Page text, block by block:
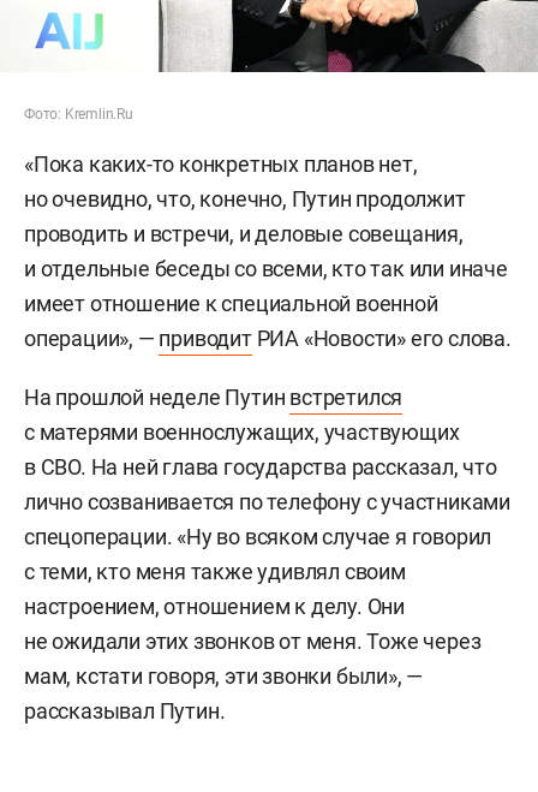
Фото: Kremlin.Ru
«Пока каких-то конкретных планов нет,
но очевидно, что, конечно, Путин продолжит
проводить и встречи, и деловые совещания,
и отдельные беседы со всеми, кто так или иначе
имеет отношение к специальной военной
операции», — приводитРИА «Новости» его слова.
На прошлой неделе Путин встретился
с матерями военнослужащих, участвующих
в СВО. На ней глава государства рассказал, что
лично созванивается по телефону с участниками
спецоперации. «Ну во всяком случае я говорил
с теми, кто меня также удивлял своим
настроением, отношением к делу. Они
не ожидали этих звонков от меня. Тоже через
мам, кстати говоря, эти звонки были», —
рассказывал Путин.